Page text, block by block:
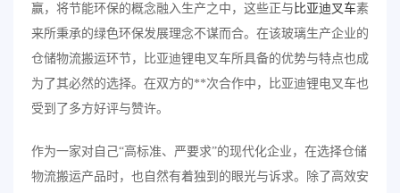
赢，将节能环保的概念融入生产之中，这些正与 比亚迪叉车素
来所秉承的绿色环保发展理念不谋而合。在该玻璃生产企业的
仓储物流搬运环节，比亚迪锂电叉车所具备的优势与特点也成
为了其必然的选择。在双方的**次合作中，比亚迪锂电叉车也
受到了多方好评与赞许。
作为一家对自己“高标准、严要求”的现代化企业，在选择仓储
物流搬运产品时，也自然有着独到的眼光与诉求。除了高效安